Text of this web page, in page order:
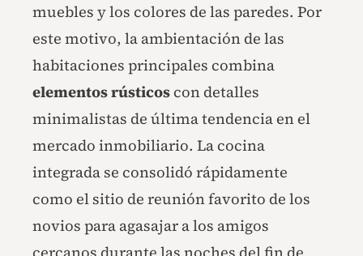
muebles y los colores de las paredes. Por
este motivo, la ambientación de las
habitaciones principales combina
elementosrústicos con detalles
minimalistas de última tendencia en el
mercado inmobiliario. La cocina
integrada se consolidó rápidamente
como el sitio de reunión favorito de los
novios para agasajar a los amigos